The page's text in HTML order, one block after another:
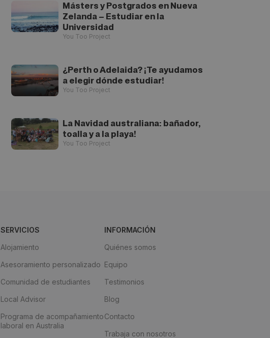
Másters y Postgrados en Nueva
Zelanda – Estudiar en la
Universidad
You Too Project
¿Perth o Adelaida? ¡Te ayudamos
a elegir dónde estudiar!
You Too Project
La Navidad australiana: bañador,
toalla y a la playa!
You Too Project
SERVICIOS
Alojamiento
Asesoramiento personalizado
Comunidad de estudiantes
Local Advisor
Programa de acompañamiento
laboral en Australia
INFORMACIÓN
Quiénes somos
Equipo
Testimonios
Blog
Contacto
Trabaja con nosotros